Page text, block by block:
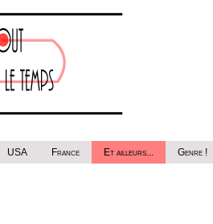
USA France Et ailleurs... Genre !